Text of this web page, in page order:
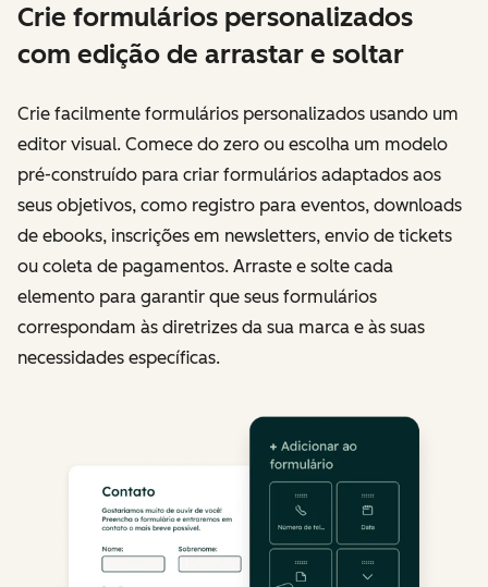
Crie formulários personalizados
com edição de arrastar e soltar
Crie facilmente formulários personalizados usando um
editor visual. Comece do zero ou escolha um modelo
pré-construído para criar formulários adaptados aos
seus objetivos, como registro para eventos, downloads
de ebooks, inscrições em newsletters, envio de tickets
ou coleta de pagamentos. Arraste e solte cada
elemento para garantir que seus formulários
correspondam às diretrizes da sua marca e às suas
necessidades específicas.